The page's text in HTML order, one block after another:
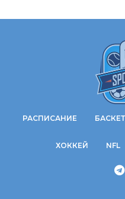
РАСПИСАНИЕ
ХОККЕЙ NFL